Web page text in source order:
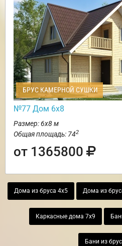
БРУС КАМЕРНОЙ СУШКИ
№77 Дом 6х8
Размер: 6х8 м
Общая площадь: 742
от 1365800
Дома из бруса 4х5 Дома из
Каркасные дома 7х9
Бани из